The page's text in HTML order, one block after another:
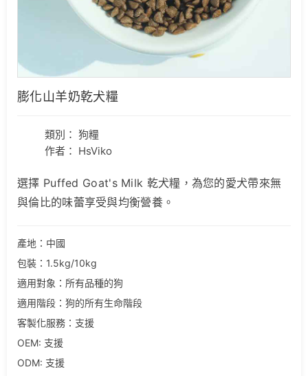
膨化山羊奶乾犬糧
類別： 狗糧
作者： HsViko
選擇 Puffed Goat's Milk 乾犬糧，為您的愛犬帶來無
與倫比的味蕾享受與均衡營養。
產地：中國
包裝：1.5kg/10kg
適用對象：所有品種的狗
適用階段：狗的所有生命階段
客製化服務：支援
OEM: 支援
ODM: 支援